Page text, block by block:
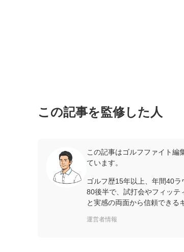
この記事を監修した人
この記事はゴルフファイト編
ています。
ゴルフ歴15年以上、年間40
80後半で、試打会やフィッテ
と実感の両面から信頼できる
運営者情報